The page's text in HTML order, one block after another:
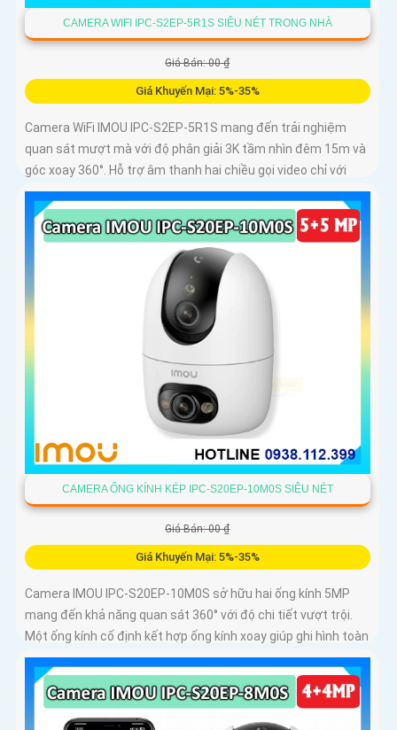
CAMERA WIFI IPC-S2EP-5R1S SIÊU NÉT TRONG NHÀ
Giá Bán: 00 ₫
Giá Khuyến Mại: 5%-35%
Camera WiFi IMOU IPC-S2EP-5R1S mang đến trải nghiệm
quan sát mượt mà với độ phân giải 3K tầm nhìn đêm 15m và
góc xoay 360°. Hỗ trợ âm thanh hai chiều gọi video chỉ với
một chạm và lưu trữ thẻ nhớ tới 256GB
CAMERA ỐNG KÍNH KÉP IPC-S20EP-10M0S SIÊU NÉT
Giá Bán: 00 ₫
Giá Khuyến Mại: 5%-35%
Camera IMOU IPC-S20EP-10M0S sở hữu hai ống kính 5MP
mang đến khả năng quan sát 360° với độ chi tiết vượt trội.
Một ống kính cố định kết hợp ống kính xoay giúp ghi hình toàn
diện mà không bỏ sót điểm mù